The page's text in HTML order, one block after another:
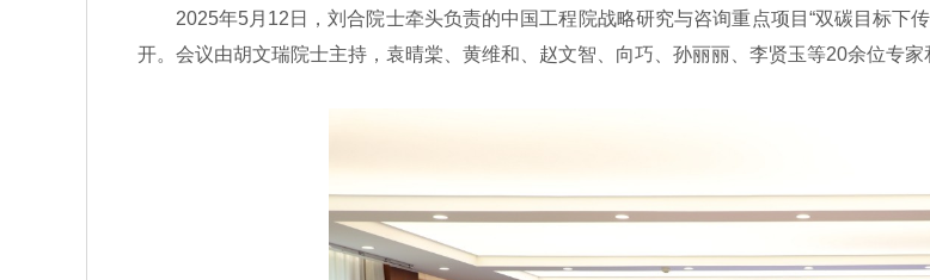
2025年5月12日，刘合院士牵头负责的中国工程院战略研究与咨询重点项目“双碳目标下
开。会议由胡文瑞院士主持，袁晴棠、黄维和、赵文智、向巧、孙丽丽、李贤玉等20余位专家